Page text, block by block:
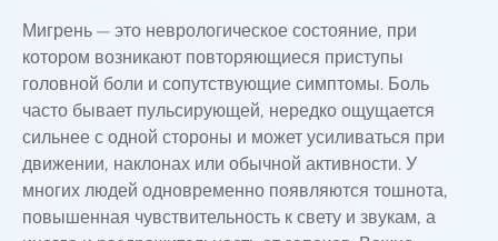
Мигрень — это неврологическое состояние, при
котором возникают повторяющиеся приступы
головной боли и сопутствующие симптомы. Боль
часто бывает пульсирующей, нередко ощущается
сильнее с одной стороны и может усиливаться при
движении, наклонах или обычной активности. У
многих людей одновременно появляются тошнота,
повышенная чувствительность к свету и звукам, а